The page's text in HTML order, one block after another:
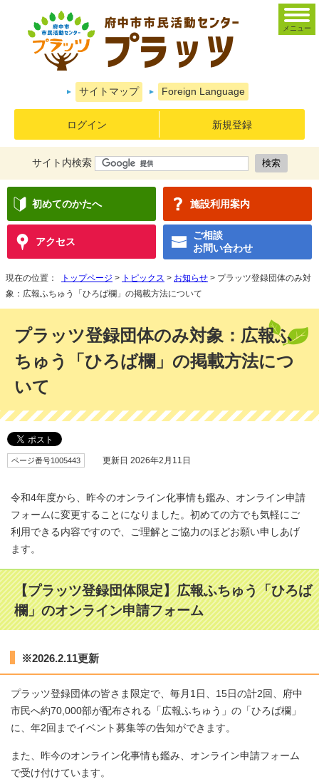
サイトマップ Foreign Language
ログイン 新規登録
サイト内検索
初めてのかたへ 施設利用案内
アクセス
ご相談
お問い合わせ
メニュー
現在の位置： トップページ > トピックス > お知らせ > プラッツ登録団体のみ対
象：広報ふちゅう「ひろば欄」の掲載方法について
プラッツ登録団体のみ対象：広報ふ
ちゅう「ひろば欄」の掲載方法につ
いて
ページ番号1005443 更新日 2026年2月11日
令和4年度から、昨今のオンライン化事情も鑑み、オンライン申請
フォームに変更することになりました。初めての方でも気軽にご
利用できる内容ですので、ご理解とご協力のほどお願い申しあげ
ます。
【プラッツ登録団体限定】広報ふちゅう「ひろば
欄」のオンライン申請フォーム
※2026.2.11更新
プラッツ登録団体の皆さま限定で、毎月1日、15日の計2回、府中
市民へ約70,000部が配布される「広報ふちゅう」の「ひろば欄」
に、年2回までイベント募集等の告知ができます。
また、昨今のオンライン化事情も鑑み、オンライン申請フォーム
で受け付けています。